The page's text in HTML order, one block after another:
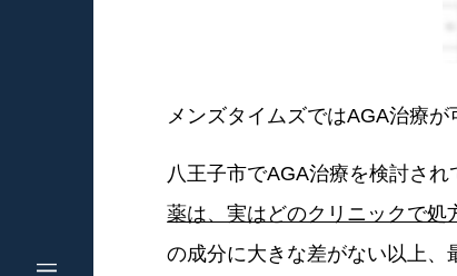
メンズタイムズではAGA治療
八王子市でAGA治療を検討さ
薬は、実はどのクリニックで
の成分に大きな差がない以上、